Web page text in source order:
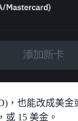
，也能改成美金
或 15 美金。